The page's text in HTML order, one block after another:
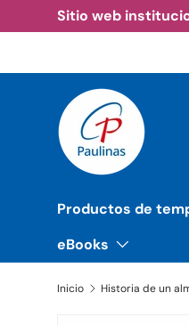
Ir al contenido
Sitio web
Productos de
eBooks
Inicio